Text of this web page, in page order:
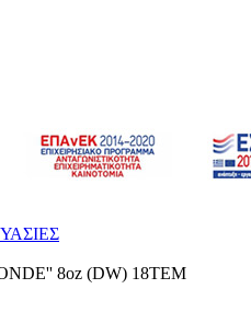
8oz (DW) 18ΤΕΜ